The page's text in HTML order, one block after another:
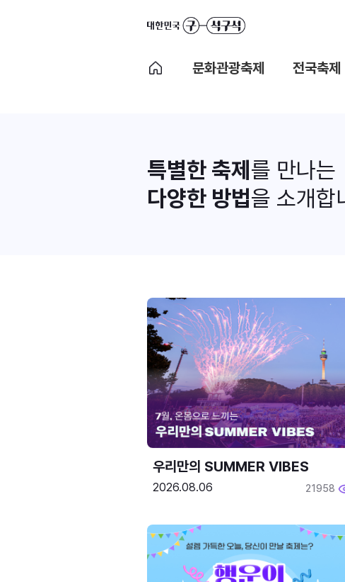
문화관광축제 전국축제
특별한 축제 를 만나는
다양한 방법을 소개합
우리만의 SUMMER VIBES
2026.08.06 21958